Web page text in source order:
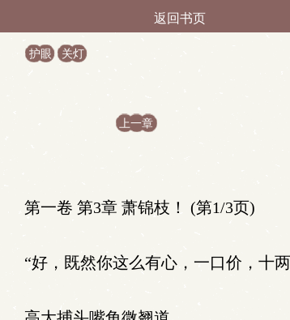
返回书页
护眼
关灯
上一章
第一卷 第3章 萧锦枝！ (第1/3页)
“好，既然你这么有心，一口价，十